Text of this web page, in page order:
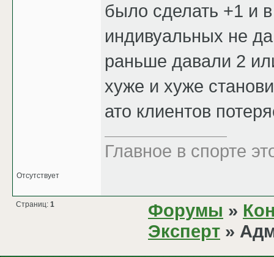
было сделать +1 и
индивуальных не
раньше давали 2
хуже и хуже
ато клиентов
Главное в спорте
Отсутствует
Страниц: 1 Форумы »
Эксперт »